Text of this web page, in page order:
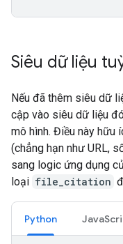
Siêu dữ liệu
Nếu đã thêm siêu dữ
cập vào siêu dữ liệu
mô hình. Điều này hữu
(chẳng hạn như URL,
sang logic ứng dụng
loại file_citation
Python